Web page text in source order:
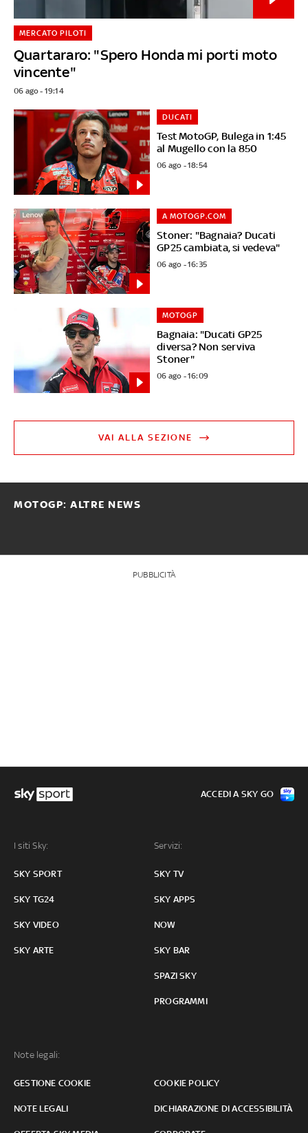
Quartararo: "Spero Honda mi porti moto
vincente"
MERCATO PILOTI
06 ago - 19:14
Test MotoGP, Bulega in 1:45
al Mugello con la 850
DUCATI
06 ago - 18:54
Stoner: "Bagnaia? Ducati
GP25 cambiata, si vedeva"
A MOTOGP.COM
06 ago - 16:35
Bagnaia: "Ducati GP25
diversa? Non serviva
Stoner"
MOTOGP
06 ago - 16:09
VAI ALLA SEZIONE
MOTOGP: ALTRE NEWS
PUBBLICITÀ
I siti Sky:
SKY SPORT
SKY TG24
SKY VIDEO
SKY ARTE
Servizi:
SKY TV
SKY APPS
NOW
SKY BAR
SPAZI SKY
PROGRAMMI
Note legali:
GESTIONE COOKIE COOKIE POLICY
NOTE LEGALI DICHIARAZIONE DI ACCESSIBILITÀ
ACCEDI A SKY GO